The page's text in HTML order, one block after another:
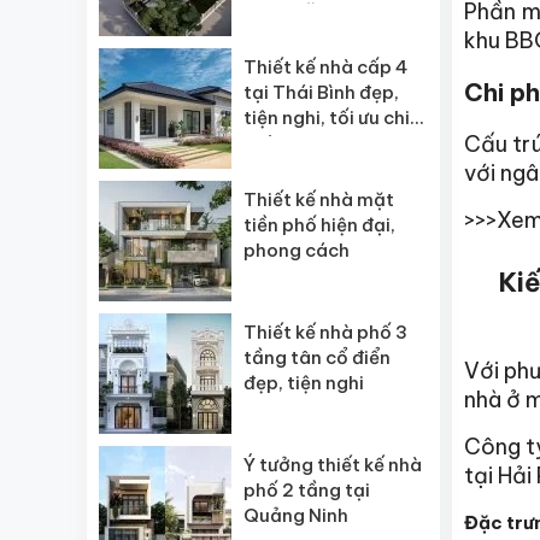
Phần
khu
Chi
Cấu
với
Với
nhà ở
Công
tại Hải
Đặc
ngôi” năm 2026
Thiết kế nhà cấp 4
tại Thái Bình đẹp,
tiện nghi, tối ưu chi
phí
Thiết kế nhà mặt
tiền phố hiện đại,
phong cách
Thiết kế nhà phố 3
tầng tân cổ điển
đẹp, tiện nghi
Ý tưởng thiết kế nhà
phố 2 tầng tại
Quảng Ninh